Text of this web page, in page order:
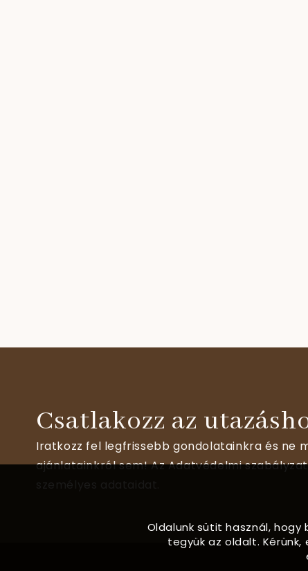
Csatlakozz az
Iratkozz fel legfrissebb gondolatainkra és ne
ajánlatainkról sem! Az Adatvédelmi
Oldalunk sütit használ,
tegyük az oldalt.